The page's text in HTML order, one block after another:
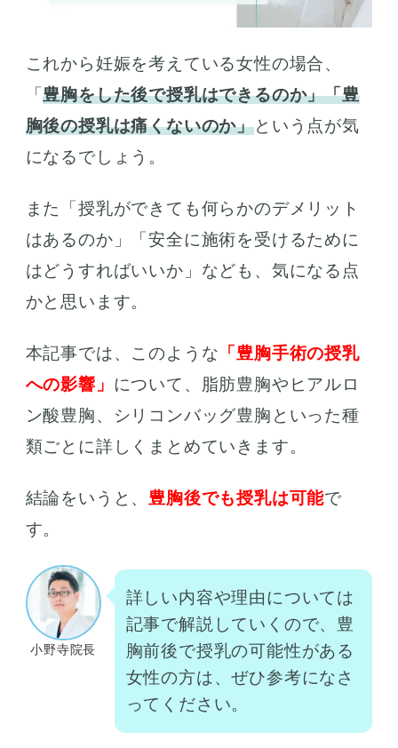
これから妊娠を考えている女性の場合、
「豊胸をした後で授乳はできるのか」「豊
胸後の授乳は痛くないのか」という点が気
になるでしょう。
また「授乳ができても何らかのデメリット
はあるのか」「安全に施術を受けるために
はどうすればいいか」なども、気になる点
かと思います。
本記事では、このような 「豊胸手術の授乳
への影響」 について、脂肪豊胸やヒアルロ
ン酸豊胸、シリコンバッグ豊胸といった種
類ごとに詳しくまとめていきます。
結論をいうと、 豊胸後でも授乳は可能で
す。
小野寺院長
詳しい内容や理由については
記事で解説していくので、豊
胸前後で授乳の可能性がある
女性の方は、ぜひ参考になさ
ってください。